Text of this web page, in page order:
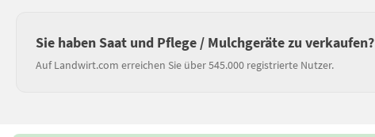
Sie haben Saat und Pflege / Mulchgeräte zu verkaufen?
Auf Landwirt.com erreichen Sie über 545.000 registrierte Nutzer.